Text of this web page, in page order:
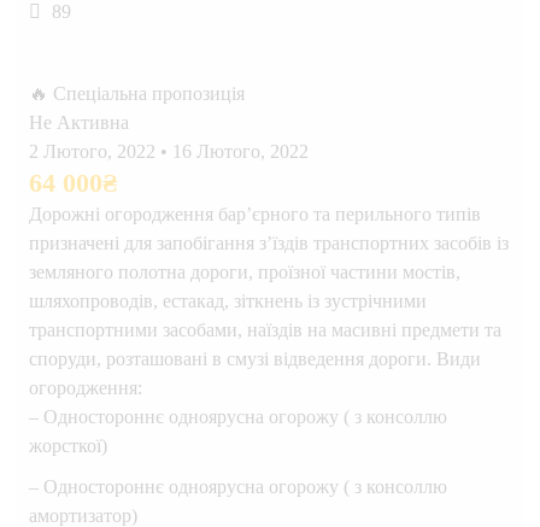
89
🔥 Спеціальна пропозиція
Не Активна
2 Лютого, 2022 • 16 Лютого, 2022
64 000₴
Дорожні огородження бар’єрного та перильного типів
призначені для запобігання з’їздів транспортних засобів із
земляного полотна дороги, проїзної частини мостів,
шляхопроводів, естакад, зіткнень із зустрічними
транспортними засобами, наїздів на масивні предмети та
споруди, розташовані в смузі відведення дороги. Види
огородження:
– Одностороннє одноярусна огорожу ( з консоллю
жорсткої)
– Одностороннє одноярусна огорожу ( з консоллю
амортизатор)